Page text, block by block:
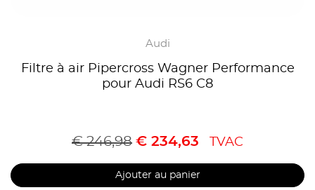
Audi
Filtre à air Pipercross Wagner Performance
pour Audi RS6 C8
€246,98 € 234,63 TVAC
Ajouter au panier